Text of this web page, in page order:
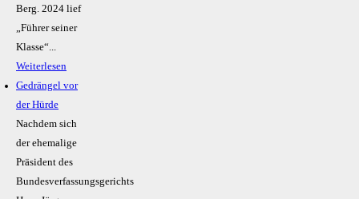
Berg. 2024 lief
„Führer seiner
Klasse“...
Weiterlesen
Gedrängel vor
der Hürde
Nachdem sich
der ehemalige
Präsident des
Bundesverfassungsgerichts